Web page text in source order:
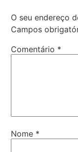
O seu endereço
Campos
Comentário *
Nome *